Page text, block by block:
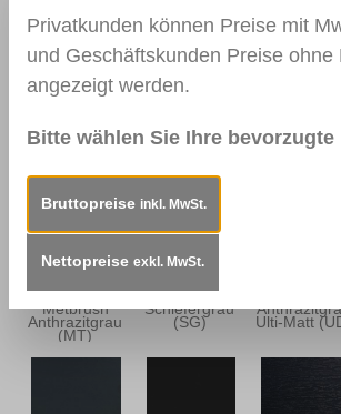
Metbrush
Quarzgrau
(MQ)
Quarzgrau
(GD)
Basaltgrau
SFTN (BD)
Alux DB 703
(AL)
Quarz Platin
(QP)
Metbrush
Anthrazitgrau
(MT)
Schiefergrau
(SG) Ulti-Matt
Privatkunden können Preise mit
und Geschäftskunden Preise ohne
angezeigt werden.
Bitte wählen Sie Ihre
Bruttopreise inkl. MwSt.
Nettopreise exkl. MwSt.